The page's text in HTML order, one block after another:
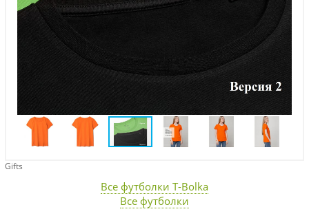
Gifts
Все футболки T-Bolka
Все футболки